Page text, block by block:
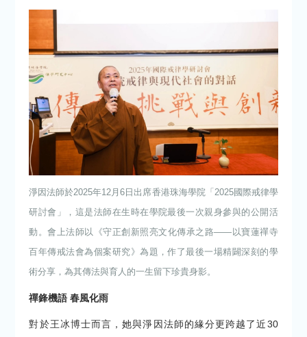
淨因法師於2025年12月6日出席香港珠海學院「2025國際戒律學
研討會」，這是法師在生時在學院最後一次親身參與的公開活
動。會上法師以《守正創新照亮文化傳承之路——以寶蓮禪寺
百年傳戒法會為個案研究》為題，作了最後一場精闢深刻的學
術分享，為其傳法與育人的一生留下珍貴身影。
禪鋒機語 春風化雨
對於王冰博士而言，她與淨因法師的緣分更跨越了近30